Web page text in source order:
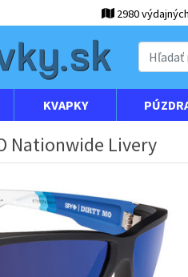
2980
KVAPKY
Nationwide Livery